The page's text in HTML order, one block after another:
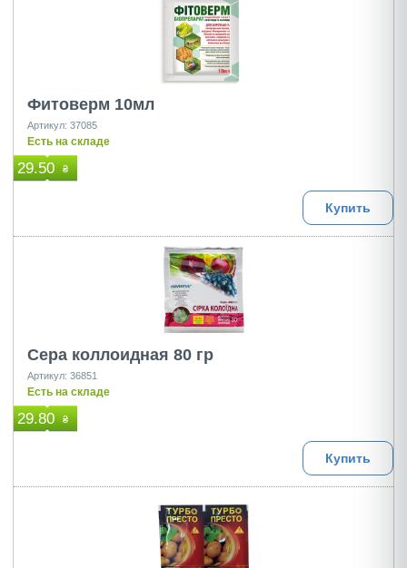
Фитоверм 10мл
Артикул: 37085
Есть на складе
29.50 ₴
Купить
Сера коллоидная 80 гр
Артикул: 36851
Есть на складе
29.80 ₴
Купить